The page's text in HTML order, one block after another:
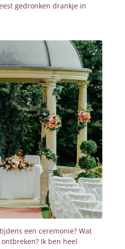
gedronken drankje in
een ceremonie? Wat
Ik ben heel